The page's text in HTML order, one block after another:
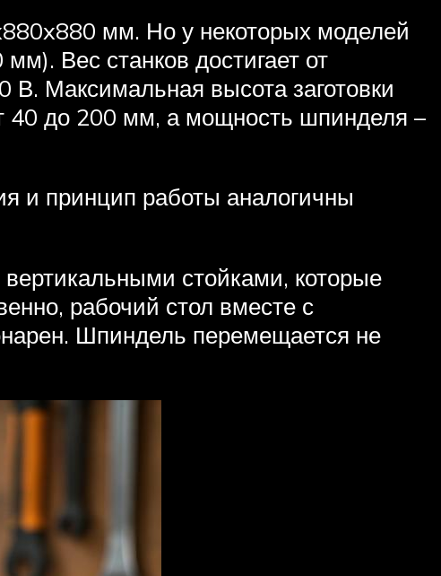
мм. Но у некоторых моделей
Вес станков достигает от
В. Максимальная высота заготовки
40 до 200 мм, а мощность шпинделя –
и принцип работы аналогичны
стойками, которые
рабочий стол вместе с
Шпиндель перемещается не